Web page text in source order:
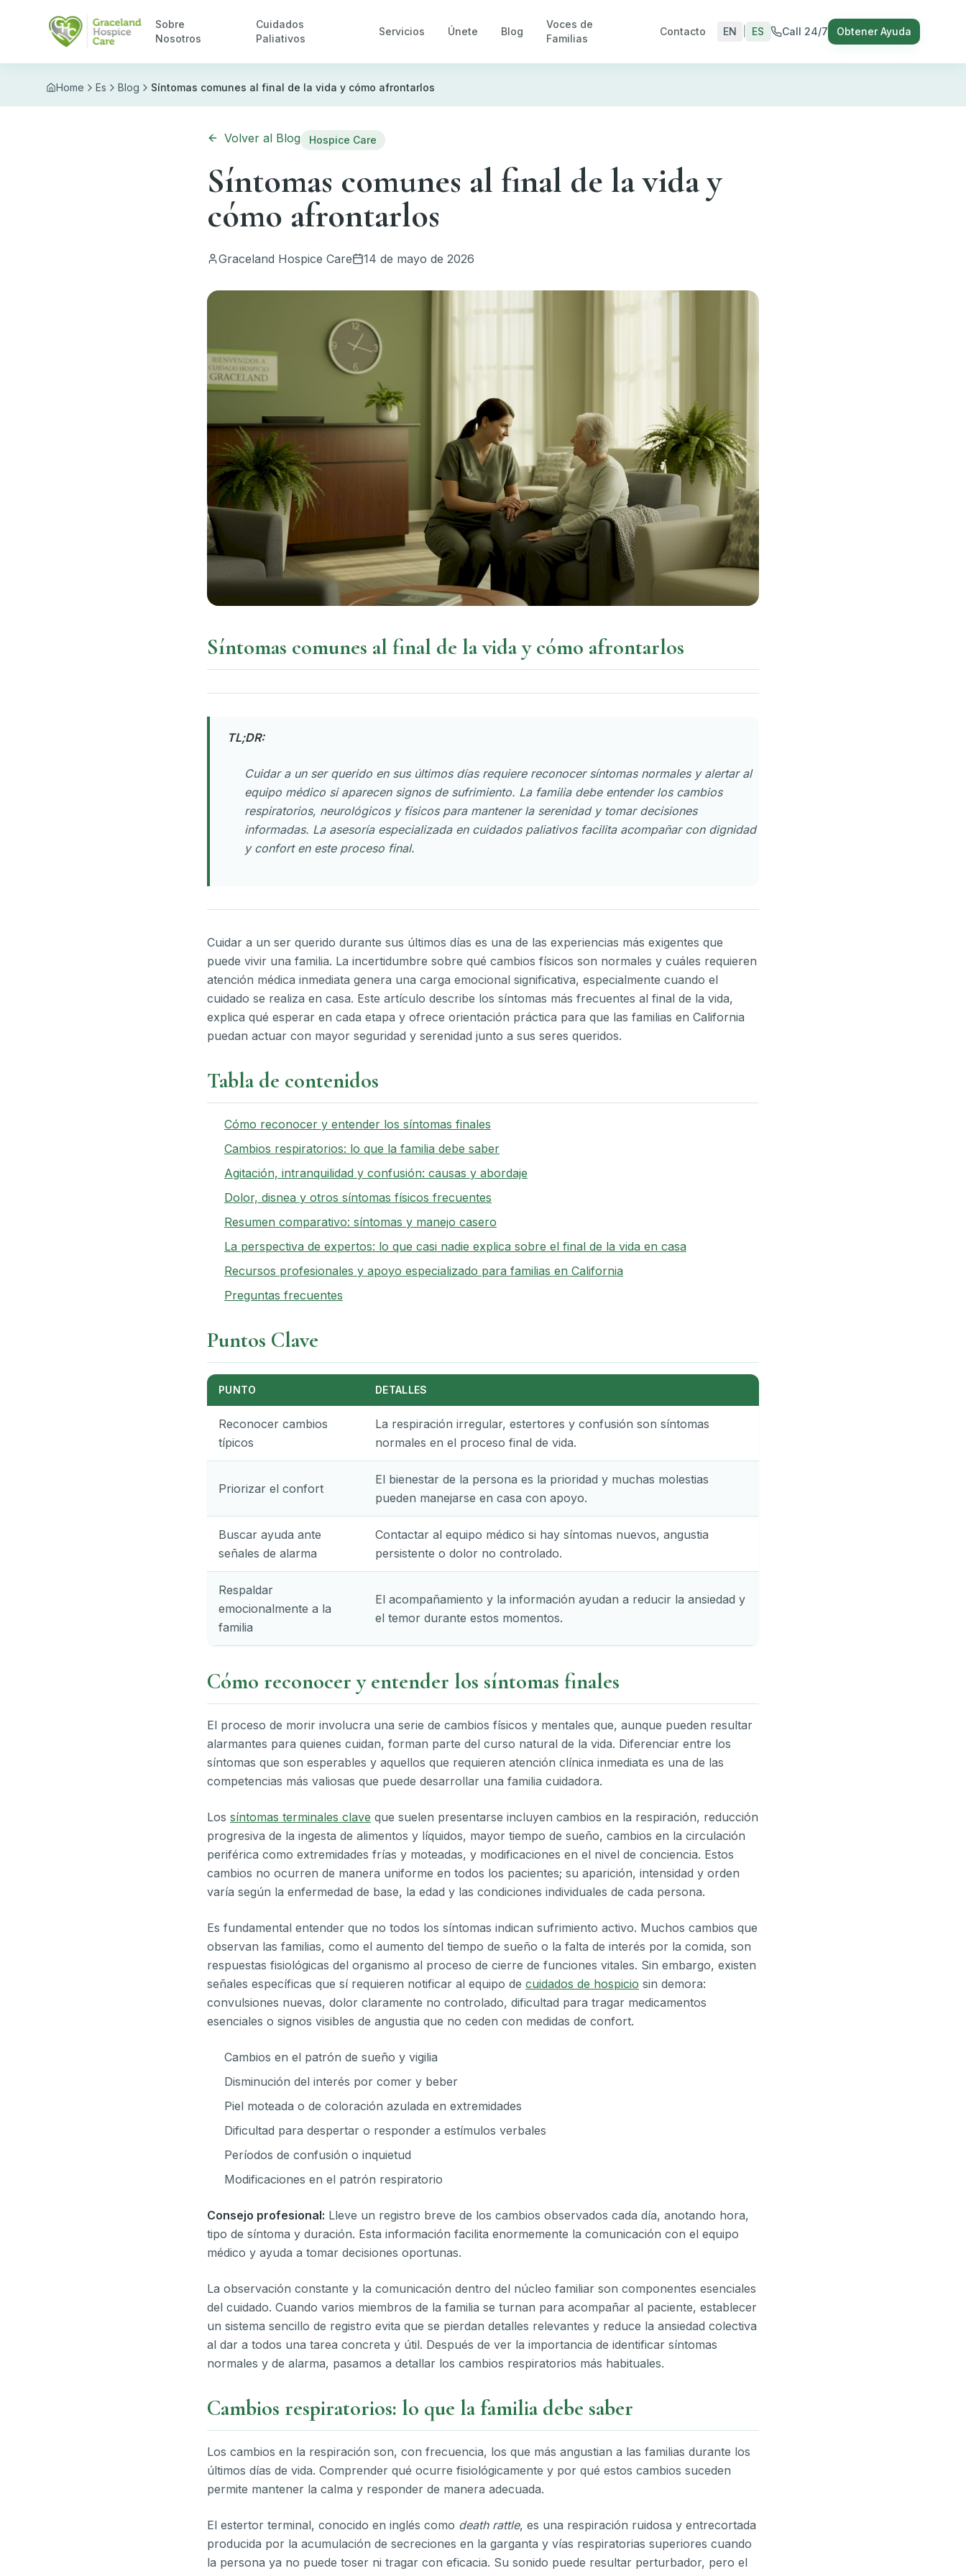
Sobre
Nosotros
Cuidados
Paliativos
Servicios Únete Blog
Voces de
Familias
Contacto EN ES Call 24/7 Obtener Ayuda
Home Es Blog Síntomas comunes al final de la vida y cómo afrontarlos
Volver al Blog Hospice Care
Síntomas comunes al final de la vida y
cómo afrontarlos
Graceland Hospice Care 14 de mayo de 2026
Síntomas comunes al final de la vida y cómo afrontarlos
TL;DR:
Cuidar a un ser querido en sus últimos días requiere reconocer síntomas normales y alertar al
equipo médico si aparecen signos de sufrimiento. La familia debe entender los cambios
respiratorios, neurológicos y físicos para mantener la serenidad y tomar decisiones
informadas. La asesoría especializada en cuidados paliativos facilita acompañar con dignidad
y confort en este proceso final.
Cuidar a un ser querido durante sus últimos días es una de las experiencias más exigentes que
puede vivir una familia. La incertidumbre sobre qué cambios físicos son normales y cuáles requieren
atención médica inmediata genera una carga emocional significativa, especialmente cuando el
cuidado se realiza en casa. Este artículo describe los síntomas más frecuentes al final de la vida,
explica qué esperar en cada etapa y ofrece orientación práctica para que las familias en California
puedan actuar con mayor seguridad y serenidad junto a sus seres queridos.
Tabla de contenidos
Cómo reconocer y entender los síntomas finales
Cambios respiratorios: lo que la familia debe saber
Agitación, intranquilidad y confusión: causas y abordaje
Dolor, disnea y otros síntomas físicos frecuentes
Resumen comparativo: síntomas y manejo casero
La perspectiva de expertos: lo que casi nadie explica sobre el final de la vida en casa
Recursos profesionales y apoyo especializado para familias en California
Preguntas frecuentes
Puntos Clave
PUNTO DETALLES
Reconocer cambios
típicos
La respiración irregular, estertores y confusión son síntomas
normales en el proceso final de vida.
Priorizar el confort
El bienestar de la persona es la prioridad y muchas molestias
pueden manejarse en casa con apoyo.
Buscar ayuda ante
señales de alarma
Contactar al equipo médico si hay síntomas nuevos, angustia
persistente o dolor no controlado.
Respaldar
emocionalmente a la
familia
El acompañamiento y la información ayudan a reducir la ansiedad y
el temor durante estos momentos.
Cómo reconocer y entender los síntomas finales
El proceso de morir involucra una serie de cambios físicos y mentales que, aunque pueden resultar
alarmantes para quienes cuidan, forman parte del curso natural de la vida. Diferenciar entre los
síntomas que son esperables y aquellos que requieren atención clínica inmediata es una de las
competencias más valiosas que puede desarrollar una familia cuidadora.
Los síntomas terminales clave que suelen presentarse incluyen cambios en la respiración, reducción
progresiva de la ingesta de alimentos y líquidos, mayor tiempo de sueño, cambios en la circulación
periférica como extremidades frías y moteadas, y modificaciones en el nivel de conciencia. Estos
cambios no ocurren de manera uniforme en todos los pacientes; su aparición, intensidad y orden
varía según la enfermedad de base, la edad y las condiciones individuales de cada persona.
Es fundamental entender que no todos los síntomas indican sufrimiento activo. Muchos cambios que
observan las familias, como el aumento del tiempo de sueño o la falta de interés por la comida, son
respuestas fisiológicas del organismo al proceso de cierre de funciones vitales. Sin embargo, existen
señales específicas que sí requieren notificar al equipo de cuidados de hospicio sin demora:
convulsiones nuevas, dolor claramente no controlado, dificultad para tragar medicamentos
esenciales o signos visibles de angustia que no ceden con medidas de confort.
Cambios en el patrón de sueño y vigilia
Disminución del interés por comer y beber
Piel moteada o de coloración azulada en extremidades
Dificultad para despertar o responder a estímulos verbales
Períodos de confusión o inquietud
Modificaciones en el patrón respiratorio
Consejo profesional: Lleve un registro breve de los cambios observados cada día, anotando hora,
tipo de síntoma y duración. Esta información facilita enormemente la comunicación con el equipo
médico y ayuda a tomar decisiones oportunas.
La observación constante y la comunicación dentro del núcleo familiar son componentes esenciales
del cuidado. Cuando varios miembros de la familia se turnan para acompañar al paciente, establecer
un sistema sencillo de registro evita que se pierdan detalles relevantes y reduce la ansiedad colectiva
al dar a todos una tarea concreta y útil. Después de ver la importancia de identificar síntomas
normales y de alarma, pasamos a detallar los cambios respiratorios más habituales.
Cambios respiratorios: lo que la familia debe saber
Los cambios en la respiración son, con frecuencia, los que más angustian a las familias durante los
últimos días de vida. Comprender qué ocurre fisiológicamente y por qué estos cambios suceden
permite mantener la calma y responder de manera adecuada.
El estertor terminal, conocido en inglés como death rattle, es una respiración ruidosa y entrecortada
producida por la acumulación de secreciones en la garganta y vías respiratorias superiores cuando
la persona ya no puede toser ni tragar con eficacia. Su sonido puede resultar perturbador, pero el